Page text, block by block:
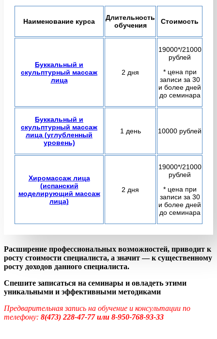
Наименование курса
Длительность
обучения
Стоимость
Буккальный и
скульптурный массаж
лица
2 дня
19000*/21000
рублей
* цена при
записи за 30
и более дней
до семинара
Буккальный и
скульптурный массаж
лица (углубленный
уровень)
1 день 10000 рублей
Хиромассаж лица
(испанский
моделирующий массаж
лица)
2 дня
19000*/21000
рублей
* цена при
записи за 30
и более дней
до семинара
Расширение профессиональных возможностей, приводит к
росту стоимости специалиста, а значит — к существенному
росту доходов данного специалиста.
Спешите записаться на семинары и овладеть этими
уникальными и эффективными методиками
Предварительная запись на обучение и консультации по
телефону: 8(473) 228-47-77 или 8-950-768-93-33